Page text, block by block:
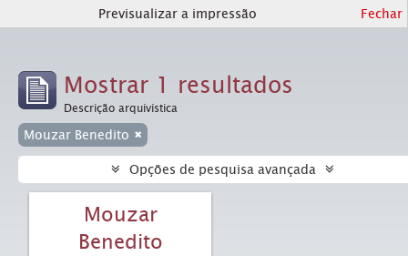
Previsualizar a impressão Fechar
Mostrar 1 resultados
Descrição arquivística
Mouzar Benedito
Opções de pesquisa avançada
Mouzar
Benedito